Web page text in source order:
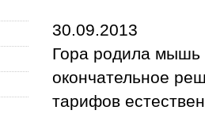
30.09.2013
Гора родила мышь
окончательное
тарифов